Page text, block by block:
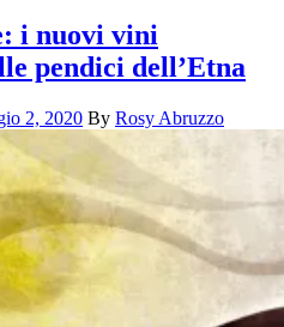
i nuovi vini
pendici dell’Etna
2, 2020 By Rosy Abruzzo